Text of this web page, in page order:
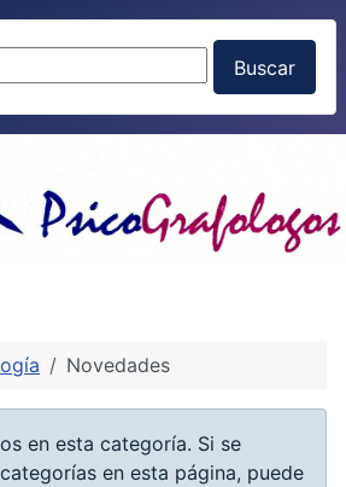
Buscar
Novedades
en esta categoría. Si se
en esta página, puede